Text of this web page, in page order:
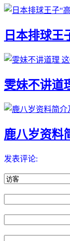
日本排球王
雯妹不讲道
鹿八岁资料
发表评论: